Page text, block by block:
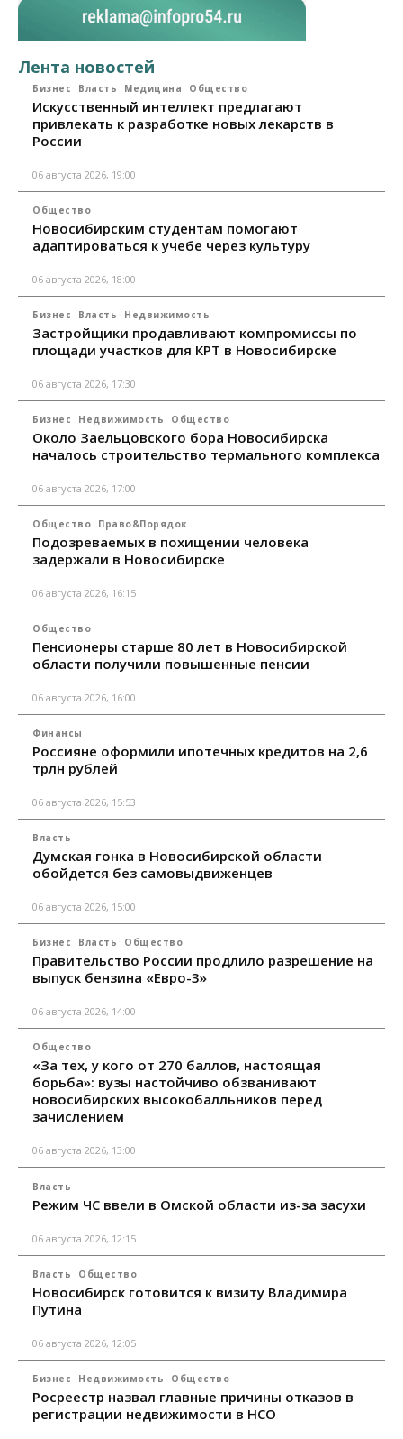
Лента новостей
Бизнес Власть Медицина Общество
Искусственный интеллект предлагают
привлекать к разработке новых лекарств в
России
06 августа 2026, 19:00
Общество
Новосибирским студентам помогают
адаптироваться к учебе через культуру
06 августа 2026, 18:00
Бизнес Власть Недвижимость
Застройщики продавливают компромиссы по
площади участков для КРТ в Новосибирске
06 августа 2026, 17:30
Бизнес Недвижимость Общество
Около Заельцовского бора Новосибирска
началось строительство термального комплекса
06 августа 2026, 17:00
Общество Право&Порядок
Подозреваемых в похищении человека
задержали в Новосибирске
06 августа 2026, 16:15
Общество
Пенсионеры старше 80 лет в Новосибирской
области получили повышенные пенсии
06 августа 2026, 16:00
Финансы
Россияне оформили ипотечных кредитов на 2,6
трлн рублей
06 августа 2026, 15:53
Власть
Думская гонка в Новосибирской области
обойдется без самовыдвиженцев
06 августа 2026, 15:00
Бизнес Власть Общество
Правительство России продлило разрешение на
выпуск бензина «Евро-3»
06 августа 2026, 14:00
Общество
«За тех, у кого от 270 баллов, настоящая
борьба»: вузы настойчиво обзванивают
новосибирских высокобалльников перед
зачислением
06 августа 2026, 13:00
Власть
Режим ЧС ввели в Омской области из-за засухи
06 августа 2026, 12:15
Власть Общество
Новосибирск готовится к визиту Владимира
Путина
06 августа 2026, 12:05
Бизнес Недвижимость Общество
Росреестр назвал главные причины отказов в
регистрации недвижимости в НСО